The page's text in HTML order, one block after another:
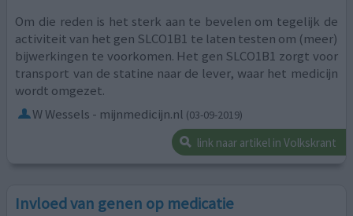
Om die reden is het sterk aan te bevelen om tegelijk de
activiteit van het gen SLCO1B1 te laten testen om (meer)
bijwerkingen te voorkomen. Het gen SLCO1B1 zorgt voor
transport van de statine naar de lever, waar het medicijn
wordt omgezet.
W Wessels - mijnmedicijn.nl (03-09-2019)
link naar artikel in Volkskrant
Invloed van genen op medicatie